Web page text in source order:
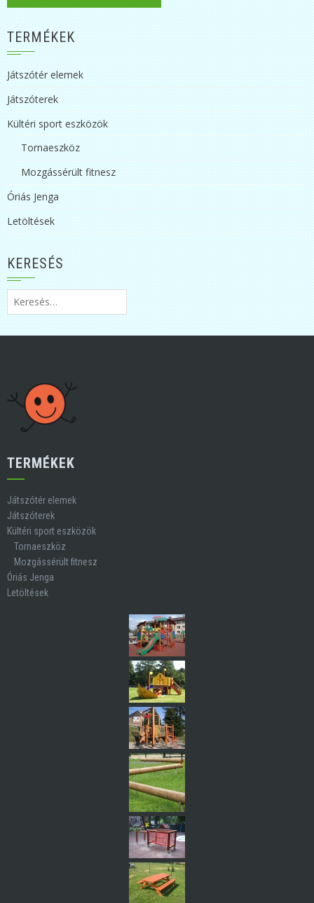
TERMÉKEK
Játszótér elemek
Játszóterek
Kültéri sport eszközök
Tornaeszköz
Mozgássérült fitnesz
Óriás Jenga
Letöltések
KERESÉS
Keresés:
TERMÉKEK
Játszótér elemek
Játszóterek
Kültéri sport eszközök
Tornaeszköz
Mozgássérült fitnesz
Óriás Jenga
Letöltések